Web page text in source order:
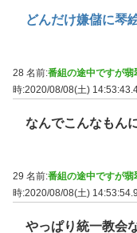
どんだけ嫌儲に琴
28 名前:番組の途中ですが
時:2020/08/08(土)
なんでこんなもん
29 名前:番組の途中ですが
時:2020/08/08(土)
やっぱり統一教会